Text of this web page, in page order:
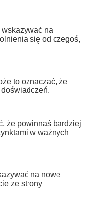
wskazywać na
się od czegoś,
to oznaczać, że
że powinnaś bardziej
w ważnych
na nowe
ze strony